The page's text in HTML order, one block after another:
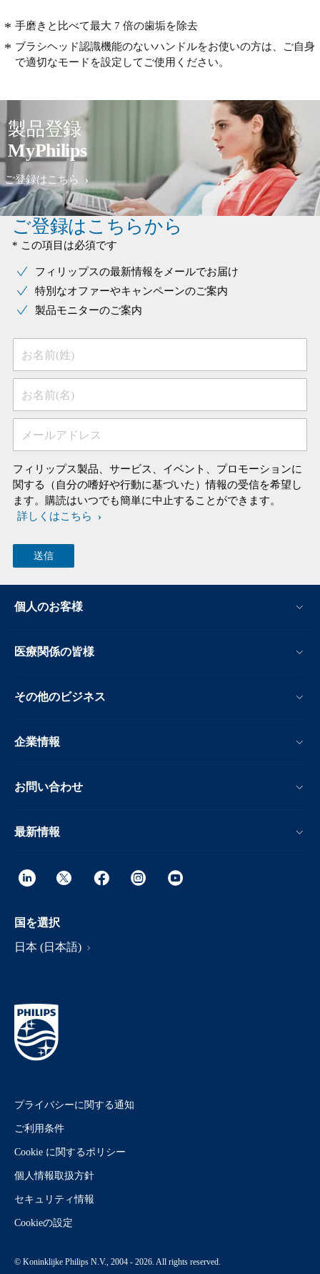
手磨きと比べて最大 7 倍の歯垢を除去
ブラシヘッド認識機能のないハンドルをお使いの方は、ご自身
で適切なモードを設定してご使用ください。
製品登録
MyPhilips
ご登録はこちら
ご登録はこちらから
* この項目は必須です
フィリップスの最新情報をメールでお届け
特別なオファーやキャンペーンのご案内
製品モニターのご案内
お名前(姓)
お名前(名)
メールアドレス
フィリップス製品、サービス、イベント、プロモーションに
関する（自分の嗜好や行動に基づいた）情報の受信を希望し
ます。購読はいつでも簡単に中止することができます。
詳しくはこちら
個人のお客様
医療関係の皆様
その他のビジネス
企業情報
お問い合わせ
最新情報
国を選択
日本 (日本語)
プライバシーに関する通知
ご利用条件
Cookie に関するポリシー
個人情報取扱方針
セキュリティ情報
Cookieの設定
© Koninklijke Philips N.V., 2004 - 2026. All rights reserved.